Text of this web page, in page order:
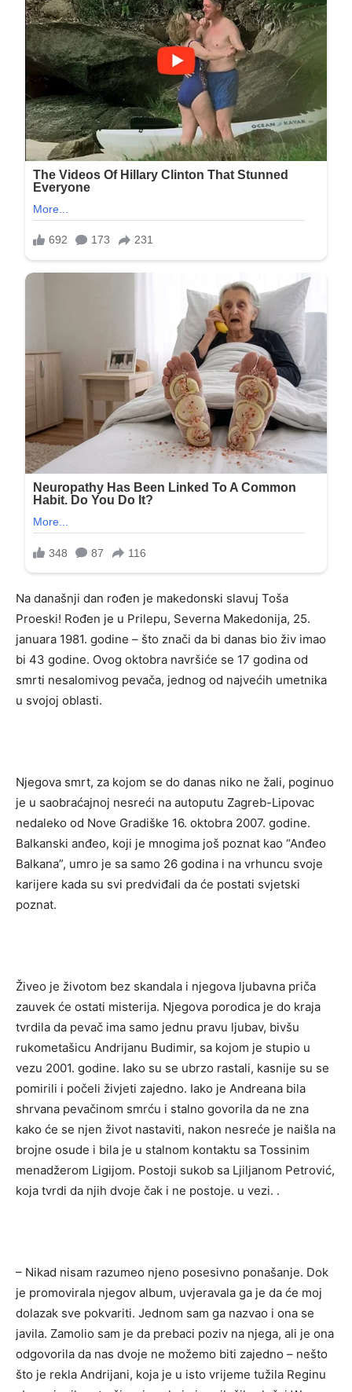
Na današnji dan rođen je makedonski slavuj Toša
Proeski! Rođen je u Prilepu, Severna Makedonija, 25.
januara 1981. godine – što znači da bi danas bio živ imao
bi 43 godine. Ovog oktobra navršiće se 17 godina od
smrti nesalomivog pevača, jednog od najvećih umetnika
u svojoj oblasti.
Njegova smrt, za kojom se do danas niko ne žali, poginuo
je u saobraćajnoj nesreći na autoputu Zagreb-Lipovac
nedaleko od Nove Gradiške 16. oktobra 2007. godine.
Balkanski anđeo, koji je mnogima još poznat kao “Anđeo
Balkana”, umro je sa samo 26 godina i na vrhuncu svoje
karijere kada su svi predviđali da će postati svjetski
poznat.
Živeo je životom bez skandala i njegova ljubavna priča
zauvek će ostati misterija. Njegova porodica je do kraja
tvrdila da pevač ima samo jednu pravu ljubav, bivšu
rukometašicu Andrijanu Budimir, sa kojom je stupio u
vezu 2001. godine. Iako su se ubrzo rastali, kasnije su se
pomirili i počeli živjeti zajedno. Iako je Andreana bila
shrvana pevačinom smrću i stalno govorila da ne zna
kako će se njen život nastaviti, nakon nesreće je naišla na
brojne osude i bila je u stalnom kontaktu sa Tossinim
menadžerom Ligijom. Postoji sukob sa Ljiljanom Petrović,
koja tvrdi da njih dvoje čak i ne postoje. u vezi. .
– Nikad nisam razumeo njeno posesivno ponašanje. Dok
je promovirala njegov album, uvjeravala ga je da će moj
dolazak sve pokvariti. Jednom sam ga nazvao i ona se
javila. Zamolio sam je da prebaci poziv na njega, ali je ona
odgovorila da nas dvoje ne možemo biti zajedno – nešto
što je rekla Andrijani, koja je u isto vrijeme tužila Reginu